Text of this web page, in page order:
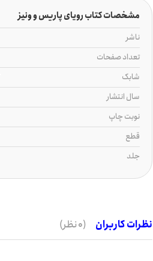
مشخصات کتاب رویای پاریس و ونیز
ناشر
تعداد صفحات
شابک
سال انتشار
نوبت چاپ
قطع
جلد
نظرات کاربران (0 نظر)